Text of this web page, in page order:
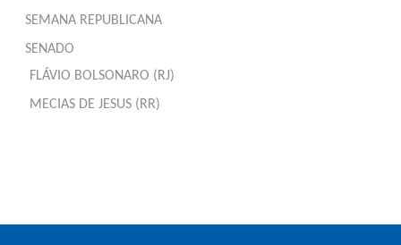
SEMANA REPUBLICANA
SENADO
FLÁVIO BOLSONARO (RJ)
MECIAS DE JESUS (RR)